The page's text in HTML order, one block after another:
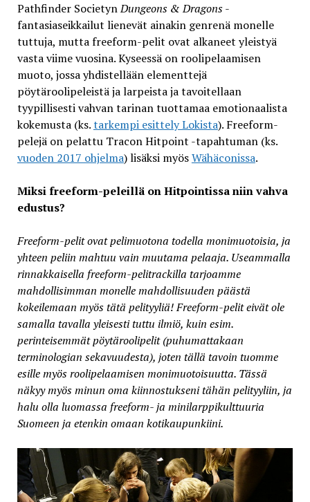
Pathfinder SocietynDungeons & Dragons-
fantasiaseikkailut lienevät ainakin genrenä monelle
tuttuja, mutta freeform-pelit ovat alkaneet yleistyä
vasta viime vuosina. Kyseessä on roolipelaamisen
muoto, jossa yhdistellään elementtejä
pöytäroolipeleistä ja larpeista ja tavoitellaan
tyypillisesti vahvan tarinan tuottamaa emotionaalista
kokemusta (ks.tarkempi esittely Lokista). Freeform-
pelejä on pelattu Tracon Hitpoint -tapahtuman (ks.
vuoden 2017 ohjelma) lisäksi myösWähäconissa.
Miksi freeform-peleillä on Hitpointissa niin vahva
edustus?
Freeform-pelit ovat pelimuotona todella monimuotoisia, ja
yhteen peliin mahtuu vain muutama pelaaja. Useammalla
rinnakkaisella freeform-pelitrackilla tarjoamme
mahdollisimman monelle mahdollisuuden päästä
kokeilemaan myös tätä pelityyliä! Freeform-pelit eivät ole
samalla tavalla yleisesti tuttu ilmiö, kuin esim.
perinteisemmät pöytäroolipelit (puhumattakaan
terminologian sekavuudesta), joten tällä tavoin tuomme
esille myös roolipelaamisen monimuotoisuutta. Tässä
näkyy myös minun oma kiinnostukseni tähän pelityyliin, ja
halu olla luomassa freeform- ja minilarppikulttuuria
Suomeen ja etenkin omaan kotikaupunkiini.